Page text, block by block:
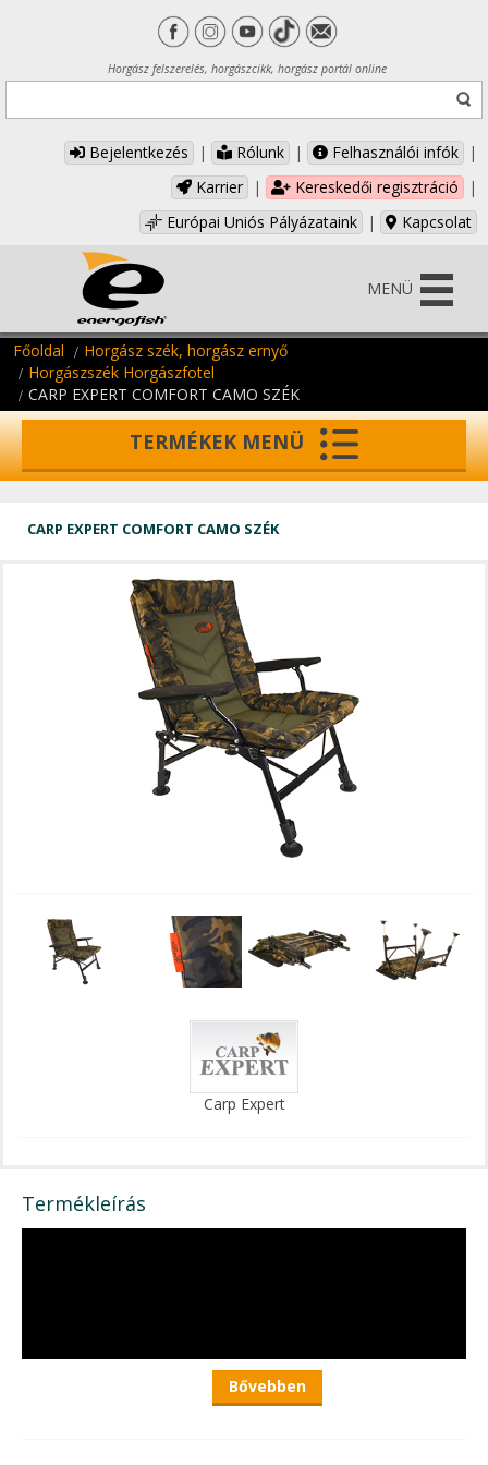
Horgász felszerelés, horgászcikk, horgász portál online
Bejelentkezés | Rólunk | Felhasználói infók
|
Karrier
| Kereskedői regisztráció
|
Európai Uniós Pályázataink
| Kapcsolat
MENÜ
Főoldal
Horgász szék, horgász ernyő
Horgászszék Horgászfotel
CARP EXPERT COMFORT CAMO SZÉK
TERMÉKEK MENÜ
CARP EXPERT COMFORT CAMO SZÉK
Carp Expert
Termékleírás
Bővebben